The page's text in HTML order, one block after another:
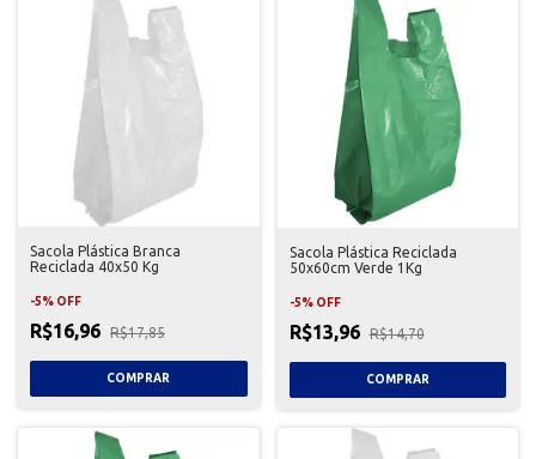
Sacola Plástica Branca
Reciclada 40x50 Kg
-5% OFF
R$16,96 R$17,85
Sacola Plástica Reciclada
50x60cm Verde 1Kg
-5% OFF
R$13,96 R$14,70